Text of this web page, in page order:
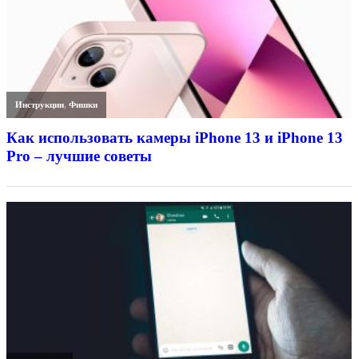
Инструкции,Фишки
Как использовать камеры iPhone 13 и iPhone 13
Pro – лучшие советы